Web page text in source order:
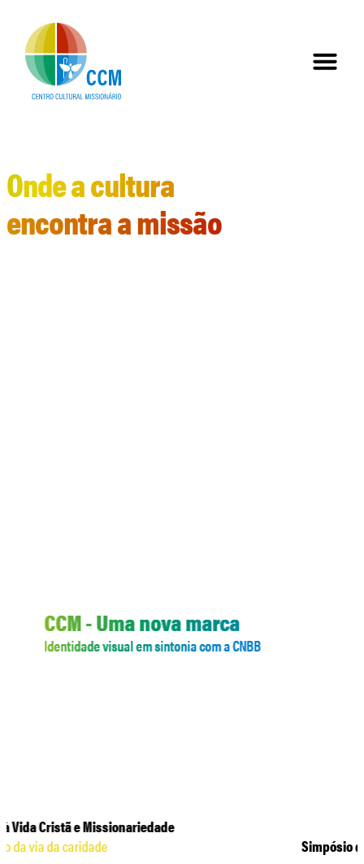
Onde a cultura
encontra a missão
CCM - Uma nova marca
Identidade visual em sintonia com a CNBB
Simpósio de Missiologia